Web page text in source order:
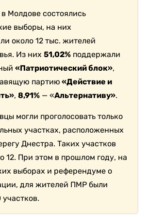
Молдове состоялись
выборы, на них
около 12 тыс. жителей
Из них51,02% поддержали
«Патриотический блок»,
партию «Действие и
,8,91% — «Альтернативу».
могли проголосовать только
участках, расположенных
Днестра. Таких участков
12. При этом в прошлом году, на
выборах и референдуме о
для жителей ПМР были